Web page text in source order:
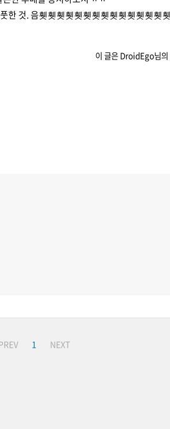
풋한 것. 음휏휏휏휏휏휏휏휏휏휏휏휏휏
이 글은 DroidEgo님의
1 NEXT